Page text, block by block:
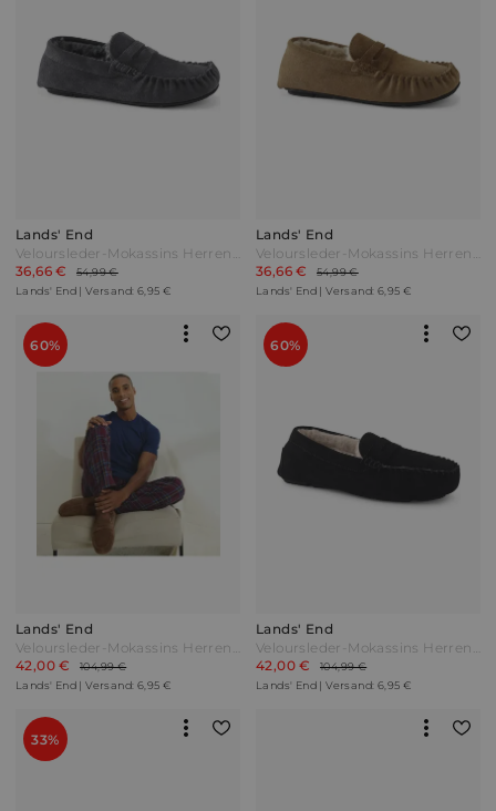
Lands' End
Veloursleder-Mokassins Herren Grau by Lands' End
36,66 €
54,99 €
Lands' End | Versand: 6,95 €
Lands' End
Veloursleder-Mokassins Herren Braun by Lands' End
36,66 €
54,99 €
Lands' End | Versand: 6,95 €
60%
Lands' End
Veloursleder-Mokassins Herren Beige by Lands' End
42,00 €
104,99 €
Lands' End | Versand: 6,95 €
60%
Lands' End
Veloursleder-Mokassins Herren Schwarz by Lands' End
42,00 €
104,99 €
Lands' End | Versand: 6,95 €
33%